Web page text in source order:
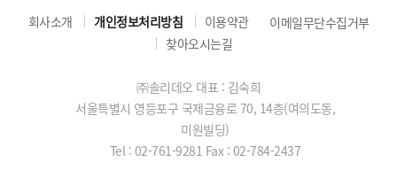
회사소개 개인정보처리방침 이용약관
이메일무단수집거부
찾아오시는길
㈜솔리데오 대표 : 김숙희
서울특별시 영등포구 국제금융로 70, 14층(여의도동,
미원빌딩)
Tel : 02-761-9281 Fax : 02-784-2437